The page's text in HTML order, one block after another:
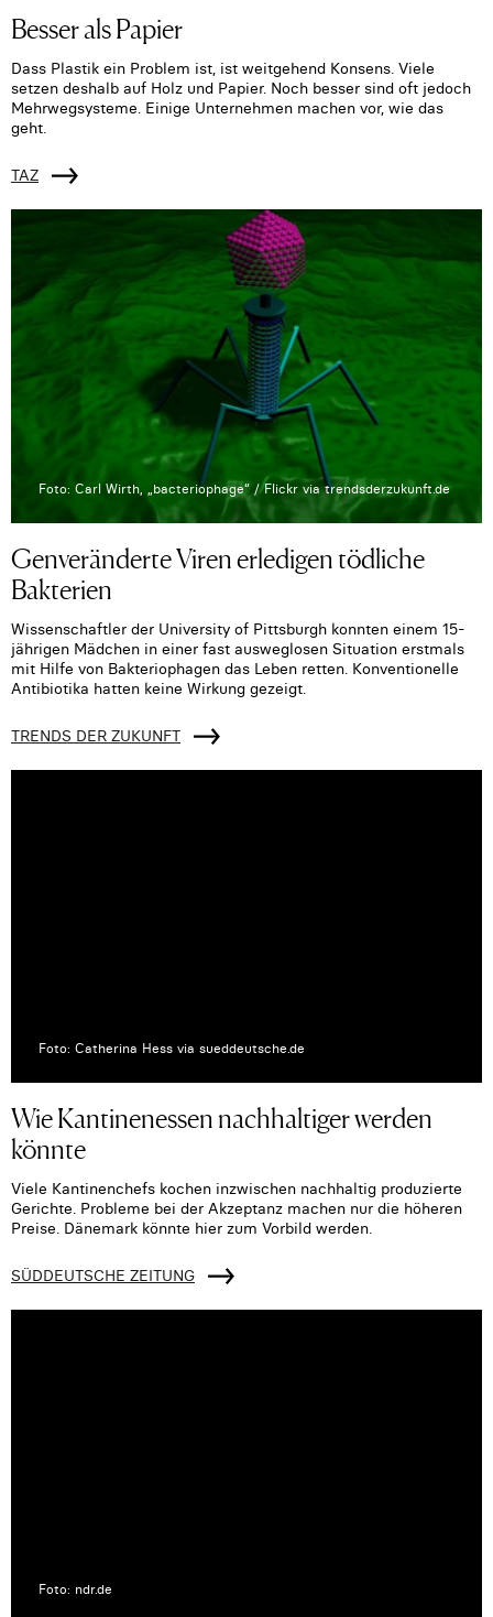
Besser als Papier
Dass Plastik ein Problem ist, ist weitgehend Konsens. Viele
setzen deshalb auf Holz und Papier. Noch besser sind oft jedoch
Mehrwegsysteme. Einige Unternehmen machen vor, wie das
geht.
TAZ
Foto: Carl Wirth, „bacteriophage“ / Flickr via trendsderzukunft.de
Genveränderte Viren erledigen tödliche
Bakterien
Wissenschaftler der University of Pittsburgh konnten einem 15-
jährigen Mädchen in einer fast ausweglosen Situation erstmals
mit Hilfe von Bakteriophagen das Leben retten. Konventionelle
Antibiotika hatten keine Wirkung gezeigt.
TRENDS DER ZUKUNFT
Foto: Catherina Hess via sueddeutsche.de
Wie Kantinenessen nachhaltiger werden
könnte
Viele Kantinenchefs kochen inzwischen nachhaltig produzierte
Gerichte. Probleme bei der Akzeptanz machen nur die höheren
Preise. Dänemark könnte hier zum Vorbild werden.
SÜDDEUTSCHE ZEITUNG
Foto: ndr.de